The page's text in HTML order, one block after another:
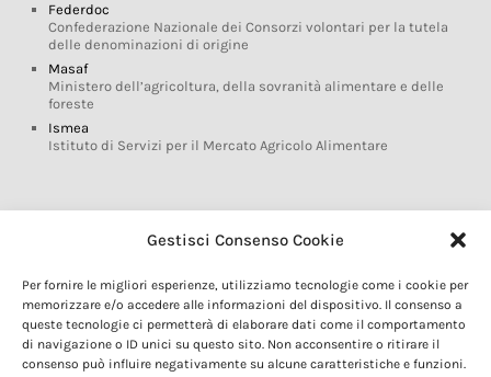
Gestisci Consenso Cookie
Per fornire le migliori esperienze, utilizziamo tecnologie come i cookie per
memorizzare e/o accedere alle informazioni del dispositivo. Il consenso a
queste tecnologie ci permetterà di elaborare dati come il comportamento
di navigazione o ID unici su questo sito. Non acconsentire o ritirare il
consenso può influire negativamente su alcune caratteristiche e funzioni.
Federdoc
Confederazione Nazionale dei Consorzi volontari per la tutela
delle denominazioni di origine
Masaf
Ministero dell’agricoltura, della sovranità alimentare e delle
foreste
Ismea
Istituto di Servizi per il Mercato Agricolo Alimentare
Glossario DOP IGP
Marchi DOP IGP
Normativa prodotti DOP IGP
Consorzi di Tutela
Farm To Fork e prodotti DOP IGP